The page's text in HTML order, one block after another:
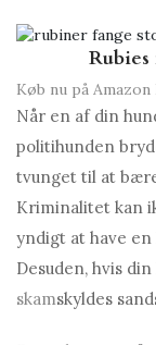
Køb nu på Amazon
Når en af ​​din
politihunden
tvunget til at
Kriminalitet kan
yndigt at have
Desuden, hvis
skamskyldes